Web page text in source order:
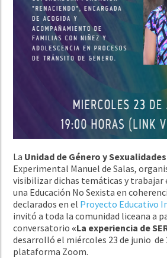
La Unidad de Género y
Experimental Manuel de Salas,
visibilizar dichas temáticas y trabajar
una Educación No Sexista en
declarados en el Proyecto Educativo
invitó a toda la comunidad liceana a
conversatorio «La experiencia de
desarrollóel miércoles 23 de junio de
plataforma Zoom.